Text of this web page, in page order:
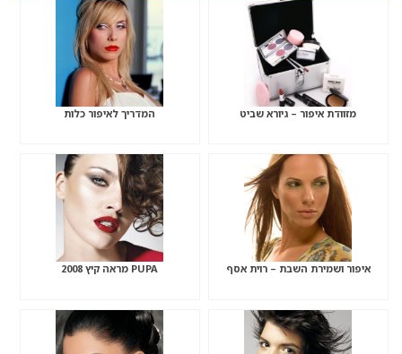
מזוודת איפור – גיורא שביט המדריך לאיפור כלות
איפור ושמירת השבת – רוית אסף PUPA מראה קיץ 2008